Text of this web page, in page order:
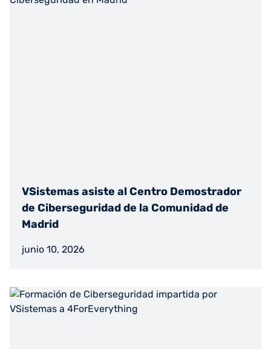
VSistemas asiste al Centro Demostrador
de Ciberseguridad de la Comunidad de
Madrid
junio 10, 2026